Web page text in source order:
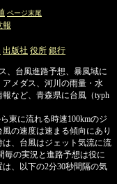
ページ末尾
報
出版社 役所 銀行
、台風進路予想、暴風域に
メダス、河川の雨量・水
など、青森県に台風（typh
東に流れる時速100kmのジ
の速度は速まる傾向にあり
、台風はジェット気流に流
毎の実況と進路予想は役に
、以下の2分30秒間隔の気